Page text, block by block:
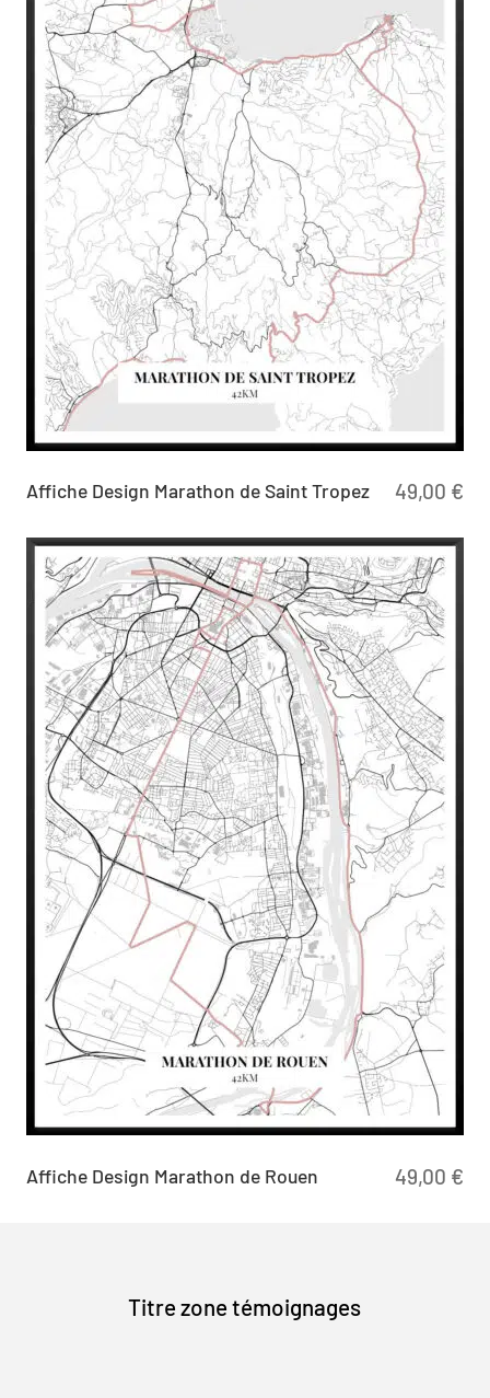
49,00 €
Affiche Design Marathon de Saint Tropez
49,00 €
Affiche Design Marathon de Rouen
Titre zone témoignages